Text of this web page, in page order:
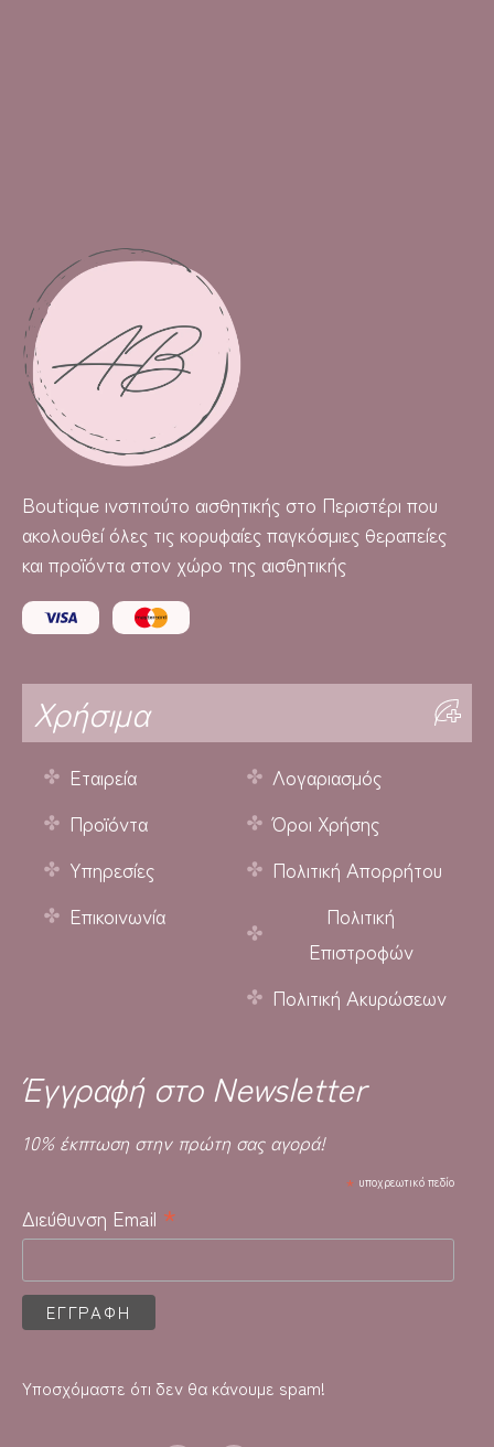
Boutique ινστιτούτο αισθητικής στο Περιστέρι που
ακολουθεί όλες τις κορυφαίες παγκόσμιες θεραπείες
και προϊόντα στον χώρο της αισθητικής
Χρήσιμα
Εταιρεία
Προϊόντα
Υπηρεσίες
Επικοινωνία
Λογαριασμός
Όροι Χρήσης
Πολιτική Απορρήτου
Πολιτική
Επιστροφών
Πολιτική Ακυρώσεων
Έγγραφή στο Newsletter
10% έκπτωση στην πρώτη σας αγορά!
* υποχρεωτικό πεδίο
Διεύθυνση Email *
Υποσχόμαστε ότι δεν θα κάνουμε spam!